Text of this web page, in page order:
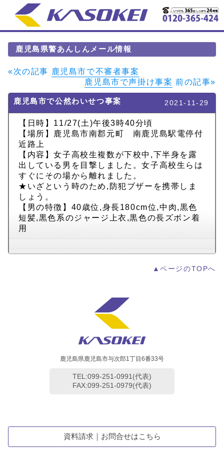
鹿児島県警あんしんメール情報
«次の記事 鹿児島市で不審者事案
鹿児島市で声掛け事案 前の記事»
鹿児島市で公然わいせつ事案 2021-11-29
【日時】11/27(土)午後3時40分頃
【場所】鹿児島市南郡元町 南鹿児島駅電停付
近路上
【内容】女子高校生複数が下校中,下半身を露
出している男を目撃しました。女子高校生らは
すぐにその場から離れました。
★いざという時のため,防犯ブザーを携帯しま
しょう。
【男の特徴】40歳位,身長180cm位,中肉,黒色
短髪,黒色系のジャージ上衣,黒色の長ズボン着
用
▲ページのTOPへ
鹿児島県鹿児島市与次郎1丁目6番33号
TEL:099-251-0991(代表)
FAX:099-251-0979(代表)
資料請求｜お問合せはこちら